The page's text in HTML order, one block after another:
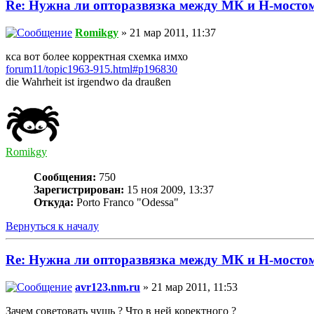
Re: Нужна ли опторазвязка между МК и Н-
Romikgy » 21 мар 2011, 11:37
кса вот более корректная схемка имхо
forum11/topic1963-915.html#p196830
die Wahrheit ist irgendwo da draußen
Romikgy
Сообщения: 750
Зарегистрирован: 15 ноя 2009, 13:37
Откуда: Porto Franco "Odessa"
Вернуться к началу
Re: Нужна ли опторазвязка между МК и Н-
avr123.nm.ru » 21 мар 2011, 11:53
Зачем советовать чушь ? Что в ней коректного ?